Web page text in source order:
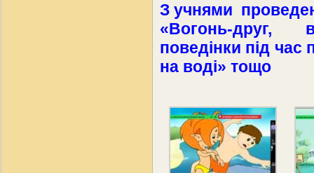
З учнями
«Вогонь-друг,
поведінки під
на воді» тощо